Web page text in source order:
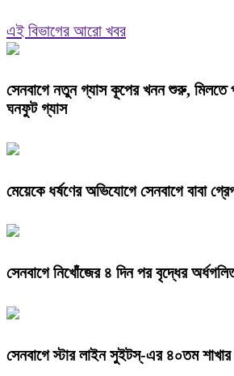
এই বিভাগের আরো খবর
সেনবাগে নতুন গ্যাস কূপের খনন শুরু, মিলতে
ঘনফুট গ্যাস
মেয়েকে ধর্ষণের অভিযোগে সেনবাগে বাবা
সেনবাগে নিখোঁজের ৪ দিন পর বৃদ্ধের
সেনবাগে স্টার লাইন সুইটস্-এর ৪০তম